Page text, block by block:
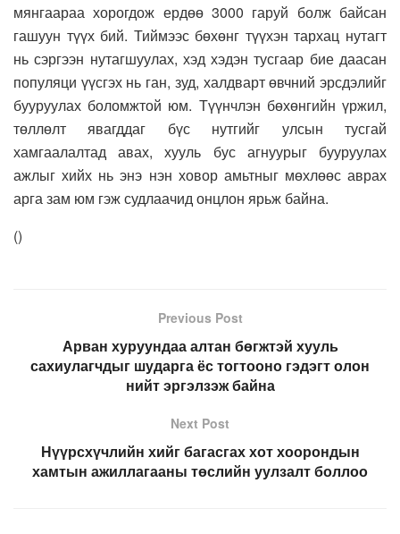
мянгаараа хорогдож ердөө 3000 гаруй болж байсан
гашуун түүх бий. Тиймээс бөхөнг түүхэн тархац нутагт
нь сэргээн нутагшуулах, хэд хэдэн тусгаар бие даасан
популяци үүсгэх нь ган, зуд, халдварт өвчний эрсдэлийг
бууруулах боломжтой юм. Түүнчлэн бөхөнгийн үржил,
төллөлт явагддаг бүс нутгийг улсын тусгай
хамгаалалтад авах, хууль бус агнуурыг бууруулах
ажлыг хийх нь энэ нэн ховор амьтныг мөхлөөс аврах
арга зам юм гэж судлаачид онцлон ярьж байна.
()
Previous Post
Арван хуруундаа алтан бөгжтэй хууль
сахиулагчдыг шударга ёс тогтооно гэдэгт олон
нийт эргэлзэж байна
Next Post
Нүүрсхүчлийн хийг багасгах хот хоорондын
хамтын ажиллагааны төслийн уулзалт боллоо